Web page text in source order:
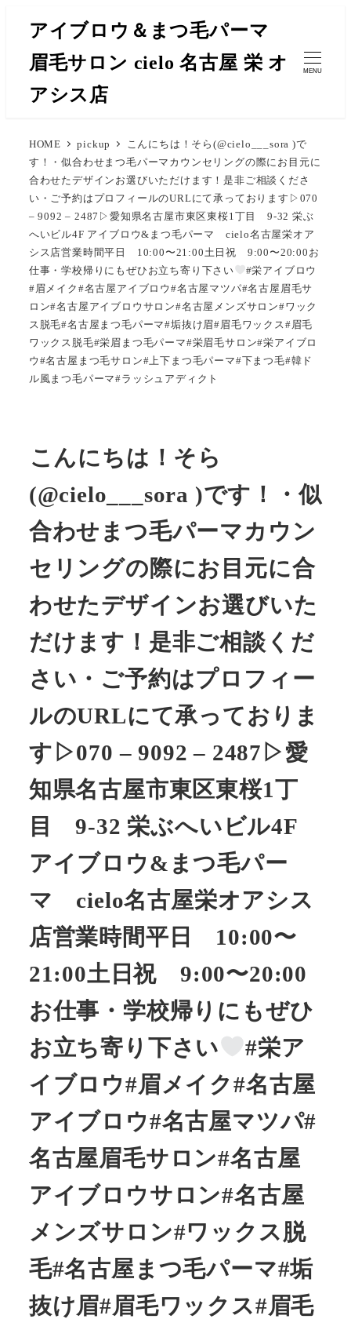
アイブロウ＆まつ毛パーマ
眉毛サロン cielo 名古屋 栄 オ
アシス店
MENU
HOME pickup
こんにちは！そら(@cielo___sora )で
す！・似合わせまつ毛パーマカウンセリングの際にお目元に
合わせたデザインお選びいただけます！是非ご相談くださ
い ・ご予約はプロフィールのURLにて承っております▷070
– 9092 – 2487▷愛知県名古屋市東区東桜1丁目 9-32 栄ぶ
へいビル4F アイブロウ&まつ毛パーマ cielo名古屋栄オア
シス店営業時間平日 10:00〜21:00土日祝 9:00〜20:00お
仕事・学校帰りにもぜひお立ち寄り下さい
#栄アイブロウ
#眉メイク#名古屋アイブロウ#名古屋マツパ#名古屋眉毛サ
ロン#名古屋アイブロウサロン#名古屋メンズサロン#ワック
ス脱毛#名古屋まつ毛パーマ#垢抜け眉#眉毛ワックス#眉毛
ワックス脱毛#栄眉まつ毛パーマ#栄眉毛サロン#栄アイブロ
ウ#名古屋まつ毛サロン#上下まつ毛パーマ#下まつ毛#韓ド
ル風まつ毛パーマ#ラッシュアディクト
こんにちは！そら
(@cielo___sora )です！・似
合わせまつ毛パーマカウン
セリングの際にお目元に合
わせたデザインお選びいた
だけます！是非ご相談くだ
さい ・ご予約はプロフィー
ルのURLにて承っておりま
す▷070 – 9092 – 2487▷愛
知県名古屋市東区東桜1丁
目 9-32 栄ぶへいビル4F
アイブロウ&まつ毛パー
マ cielo名古屋栄オアシス
店営業時間平日 10:00〜
21:00土日祝 9:00〜20:00
お仕事・学校帰りにもぜひ
お立ち寄り下さい
#栄ア
イブロウ#眉メイク#名古屋
アイブロウ#名古屋マツパ#
名古屋眉毛サロン#名古屋
アイブロウサロン#名古屋
メンズサロン#ワックス脱
毛#名古屋まつ毛パーマ#垢
抜け眉#眉毛ワックス#眉毛